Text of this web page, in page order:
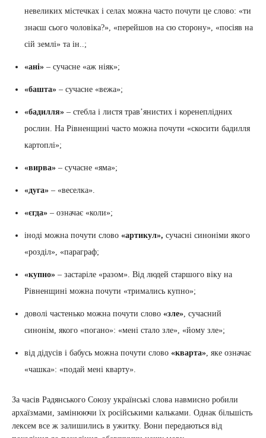
невеликих містечках і селах можна часто почути це слово: «ти
знаєш сього чоловіка?», «перейшов на сю сторону», «посіяв на
сій землі» та ін..;
«ані» – сучасне «аж ніяк»;
«башта» – сучасне «вежа»;
«бадилля» – стебла і листя трав’янистих і коренеплідних
рослин. На Рівненщині часто можна почути «скосити бадилля
картоплі»;
«вирва» – сучасне «яма»;
«дуга» – «веселка».
«єгда» – означає «коли»;
іноді можна почути слово «артикул», сучасні синоніми якого
«розділ», «параграф;
«купно» – застаріле «разом». Від людей старшого віку на
Рівненщині можна почути «тримались купно»;
доволі частенько можна почути слово «зле», сучасний
синонім, якого «погано»: «мені стало зле», «йому зле»;
від дідусів і бабусь можна почути слово «кварта», яке означає
«чашка»: «подай мені кварту».
За часів Радянського Союзу українські слова навмисно робили
архаїзмами, замінюючи їх російськими кальками. Однак більшість
лексем все ж залишились в ужитку. Вони передаються від